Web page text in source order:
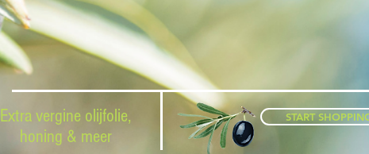
Extra vergine olijfolie,
honing & meer
START